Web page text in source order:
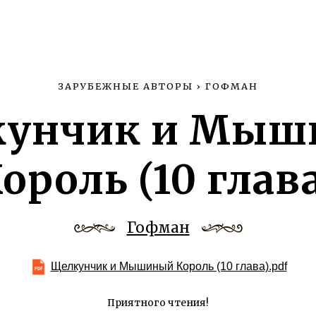
ЗАРУБЕЖНЫЕ АВТОРЫ › ГОФМАН
и
(10
Гофман
Щелкунчик и Мышиный Король (10 глава).pdf
Приятного чтения!